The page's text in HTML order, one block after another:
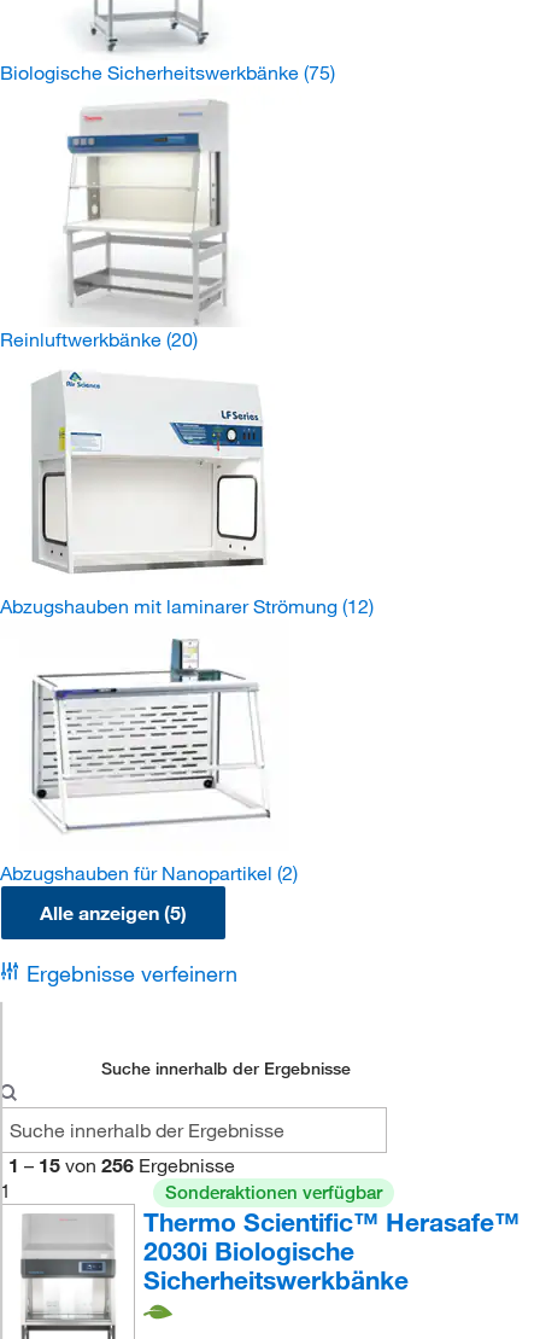
Biologische Sicherheitswerkbänke (75)
Reinluftwerkbänke (20)
Abzugshauben mit laminarer Strömung (12)
Abzugshauben für Nanopartikel (2)
Alle anzeigen (5)
Ergebnisse verfeinern
Suche innerhalb der Ergebnisse
1 – 15 von 256 Ergebnisse
1
Sonderaktionen verfügbar
Thermo Scientific™ Herasafe™
2030i Biologische
Sicherheitswerkbänke